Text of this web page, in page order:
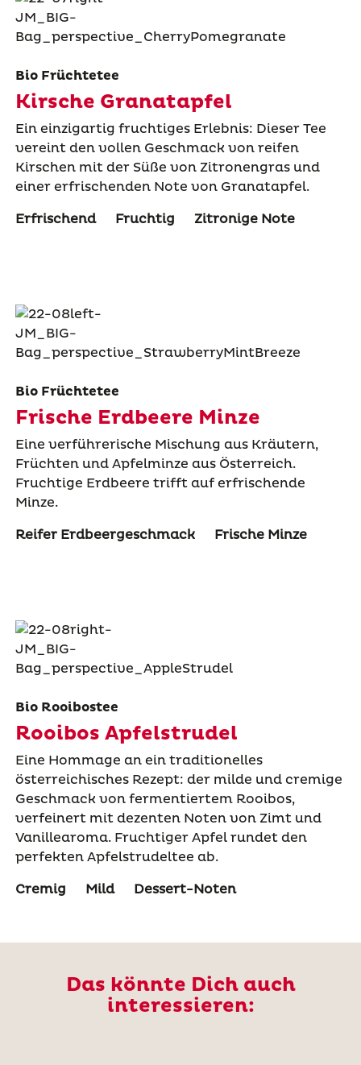
Bio Früchtetee
Kirsche Granatapfel
Ein einzigartig fruchtiges Erlebnis: Dieser Tee
vereint den vollen Geschmack von reifen
Kirschen mit der Süße von Zitronengras und
einer erfrischenden Note von Granatapfel.
Erfrischend
Fruchtig Zitronige Note
Bio Früchtetee
Frische Erdbeere Minze
Eine verführerische Mischung aus Kräutern,
Früchten und Apfelminze aus Österreich.
Fruchtige Erdbeere trifft auf erfrischende
Minze.
Reifer Erdbeergeschmack
Frische Minze
Bio Rooibostee
Rooibos Apfelstrudel
Eine Hommage an ein traditionelles
österreichisches Rezept: der milde und cremige
Geschmack von fermentiertem Rooibos,
verfeinert mit dezenten Noten von Zimt und
Vanillearoma. Fruchtiger Apfel rundet den
perfekten Apfelstrudeltee ab.
Cremig
Mild Dessert-Noten
Das könnte Dich auch
interessieren: